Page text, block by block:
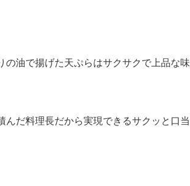
油で揚げた天ぷらはサクサクで上品な味
だ料理長だから実現できるサクッと口当